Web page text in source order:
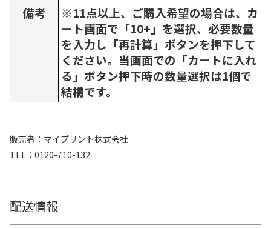
備考
※11点以上、ご購入希望の場合は、カ
ート画面で「10+」を選択、必要数量
を入力し「再計算」ボタンを押下して
ください。当画面での「カートに入れ
る」ボタン押下時の数量選択は1個で
結構です。
販売者
マイプリント株式会社
TEL
0120-710-132
配送情報